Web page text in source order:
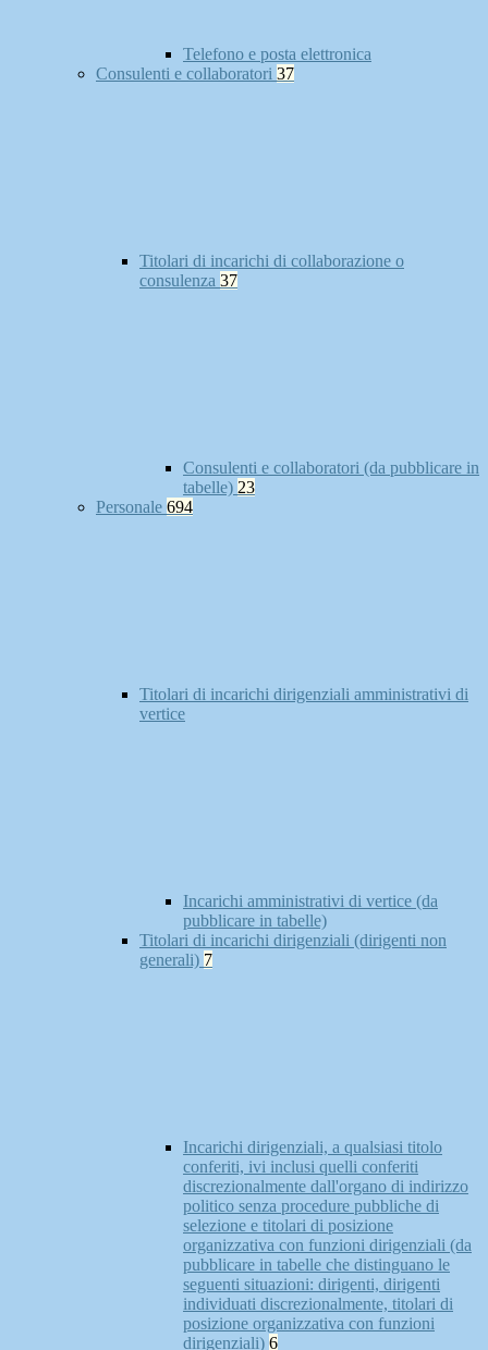
Telefono e posta elettronica
Consulenti e collaboratori 37
Titolari di incarichi di collaborazione o
consulenza 37
Consulenti e collaboratori (da pubblicare in
tabelle) 23
Personale 694
Titolari di incarichi dirigenziali amministrativi di
vertice
Incarichi amministrativi di vertice (da
pubblicare in tabelle)
Titolari di incarichi dirigenziali (dirigenti non
generali) 7
Incarichi dirigenziali, a qualsiasi titolo
conferiti, ivi inclusi quelli conferiti
discrezionalmente dall'organo di indirizzo
politico senza procedure pubbliche di
selezione e titolari di posizione
organizzativa con funzioni dirigenziali (da
pubblicare in tabelle che distinguano le
seguenti situazioni: dirigenti, dirigenti
individuati discrezionalmente, titolari di
posizione organizzativa con funzioni
dirigenziali) 6